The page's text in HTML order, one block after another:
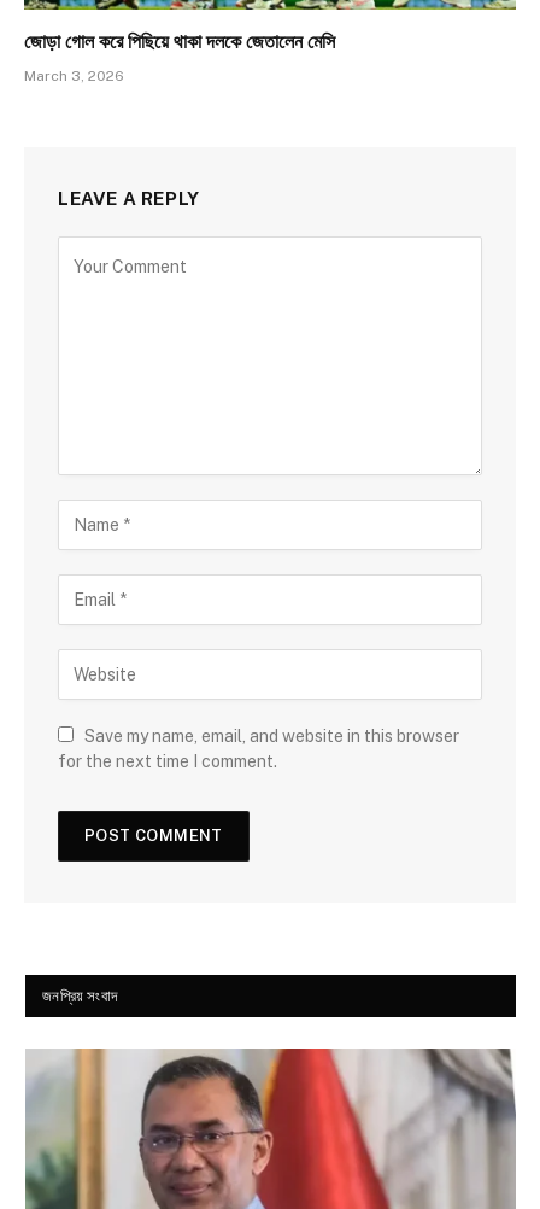
জোড়া গোল করে পিছিয়ে থাকা দলকে জেতালেন মেসি
March 3, 2026
LEAVE A REPLY
Save my name, email, and website in this browser
for the next time I comment.
জনপ্রিয় সংবাদ